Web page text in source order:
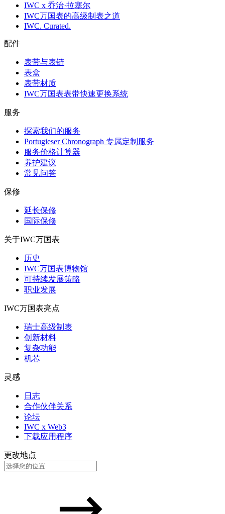
IWC x 乔治·拉塞尔
IWC万国表的高级制表之道
IWC. Curated.
配件
表带与表链
表盒
表带材质
IWC万国表表带快速更换系统
服务
探索我们的服务
Portugieser Chronograph 专属定制服务
服务价格计算器
养护建议
常见问答
保修
延长保修
国际保修
关于IWC万国表
历史
IWC万国表博物馆
可持续发展策略
职业发展
IWC万国表亮点
瑞士高级制表
创新材料
复杂功能
机芯
灵感
日志
合作伙伴关系
论坛
IWC x Web3
下载应用程序
更改地点